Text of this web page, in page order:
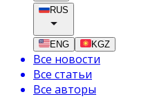
RUS
ENG KGZ
Все новости
Все статьи
Все авторы